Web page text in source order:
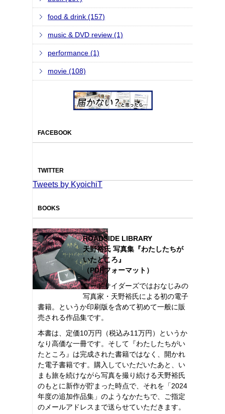
food & drink (157)
music & DVD review (1)
performance (1)
movie (108)
FACEBOOK
TWITTER
Tweets by KyoichiT
BOOKS
ROADSIDE LIBRARY
天野裕氏 写真集『わたしたちが
いたところ』
（PDFフォーマット）
ロードサイダーズではおなじみの
写真家・天野裕氏による初の電子
書籍。というか印刷版を含めて初めて一般に販
売される作品集です。
本書は、定価10万円（税込み11万円）というか
なり高価な一冊です。そして『わたしたちがい
たところ』は完成された書籍ではなく、開かれ
た電子書籍です。購入していただいたあと、い
まも旅を続けながら写真を撮り続ける天野裕氏
のもとに新作が貯まった時点で、それを「2024
年度の追加作品集」のようなかたちで、ご指定
のメールアドレスまで送らせていただきます。